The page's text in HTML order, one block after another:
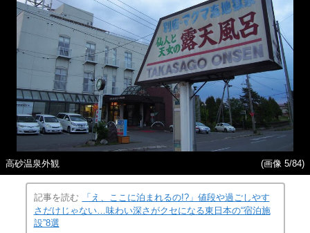
高砂温泉外観 (画像 5/84)
記事を読む
「え、ここに泊まれるの!?」値段や過ごしやす
さだけじゃない…味わい深さがクセになる東日本の“宿泊施
設”8選